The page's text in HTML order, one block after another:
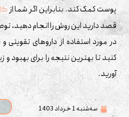
پوست کمک کند. بنابراین اگر شما از
قصد دارید این روش را انجام دهید،
در مورد استفاده از داروهای
کنید تا بهترین نتیجه را برای بهبود
آورید.
سه‌شنبه 1 خرداد 1403